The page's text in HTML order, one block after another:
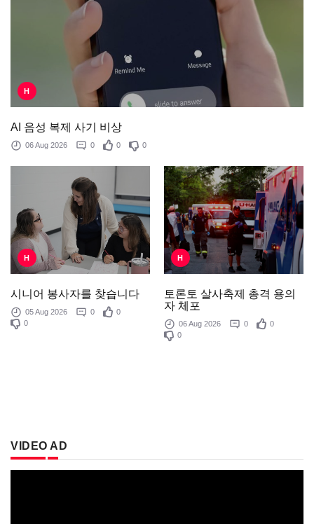
H
AI 음성 복제 사기 비상
06 Aug 2026 0 0 0
H
시니어 봉사자를 찾습니다
05 Aug 2026 0
0
0
H
토론토 살사축제 총격 용의
자 체포
06 Aug 2026 0
0
0
VIDEO AD